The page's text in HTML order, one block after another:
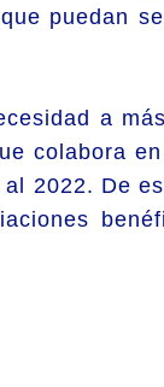
puedan
a
colabora
2022. De